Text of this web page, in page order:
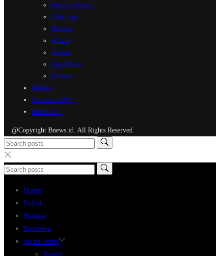
Mutiara Bnews
Olah raga
Hiburan
Wisata
Artikel
Pendidikan
Kuliner
Redaksi
Pedoman Siber
Bnews TV
@Copyright Bnews.id. All Rights Reserved
Home
Politik
Hukum
Peristiwa
Serba Serbi
Travel